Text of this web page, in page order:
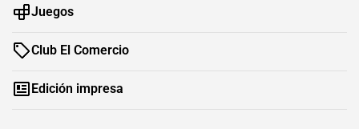
Juegos
Club El Comercio
Edición impresa